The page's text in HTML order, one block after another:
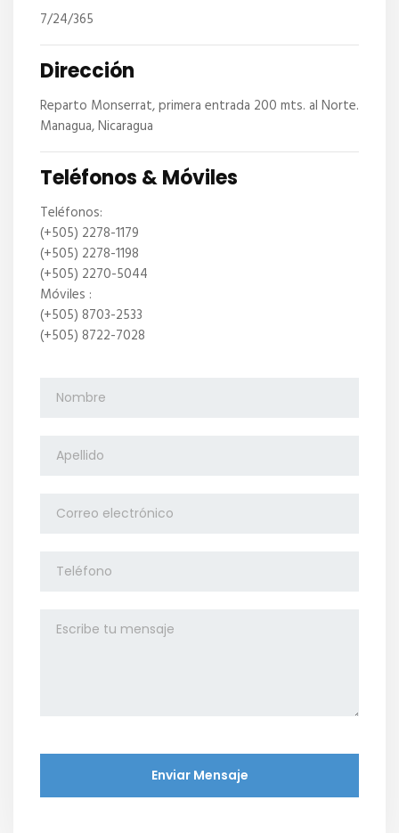
7/24/365
Dirección
Reparto Monserrat, primera entrada 200 mts. al Norte.
Managua, Nicaragua
Teléfonos & Móviles
Teléfonos:
(+505) 2278-1179
(+505) 2278-1198
(+505) 2270-5044
Móviles :
(+505) 8703-2533
(+505) 8722-7028